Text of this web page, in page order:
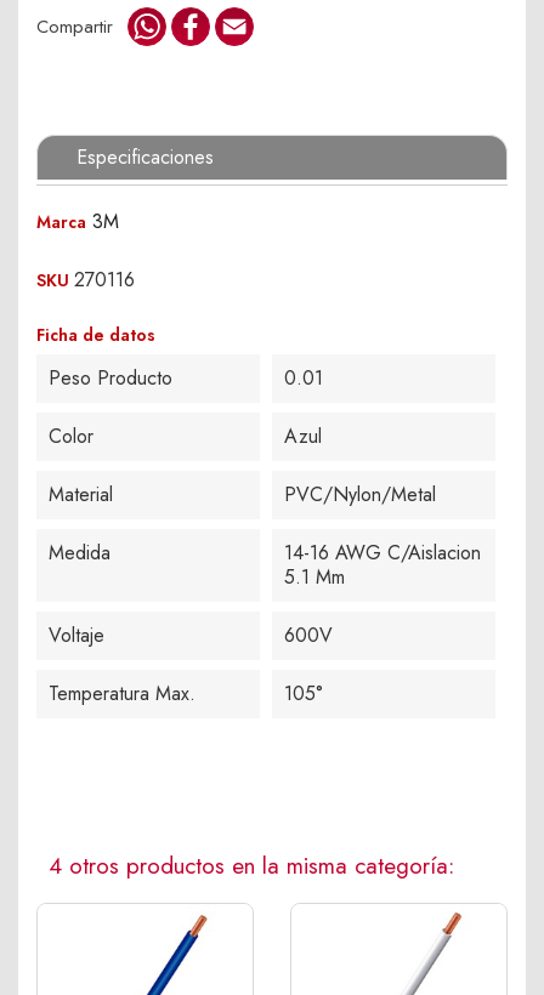
Compartir WhatsApp
Facebook
Especificaciones
Marca 3M
SKU 270116
Ficha de datos
Peso Producto 0.01
Color Azul
Material PVC/Nylon/Metal
Medida
14-16 AWG C/Aislacion
5.1 Mm
Voltaje 600V
Temperatura Max. 105°
4 otros productos en la misma categoría: